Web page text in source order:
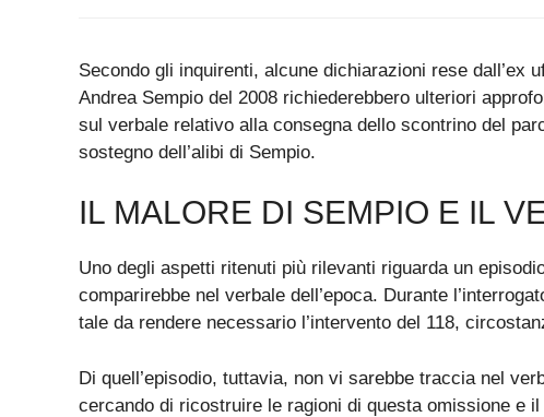
Secondo gli inquirenti, alcune dichiarazioni rese dall’ex
Andrea Sempio del 2008 richiederebbero ulteriori
sul verbale relativo alla consegna dello scontrino del
sostegno dell’alibi di Sempio.
IL MALORE DI SEMPIO E IL
Uno degli aspetti ritenuti più rilevanti riguarda un
comparirebbe nel verbale dell’epoca. Durante
tale da rendere necessario l’intervento del 118,
Di quell’episodio, tuttavia, non vi sarebbe traccia nel
cercando di ricostruire le ragioni di questa omissione e